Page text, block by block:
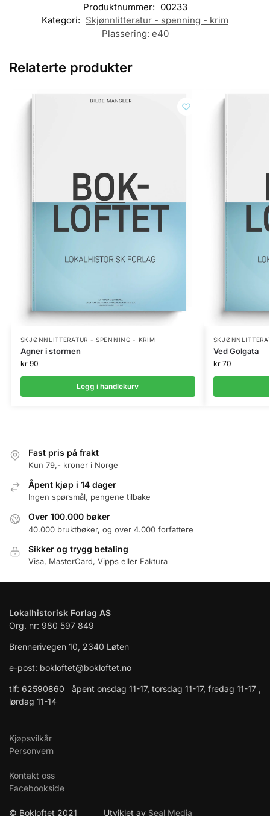
Produktnummer: 00233
Kategori: Skjønnlitteratur - spenning - krim
Plassering: e40
Relaterte produkter
SKJØNNLITTERATUR - SPENNING - KRIM
Agner i stormen
kr90
Legg i handlekurv
Ved Golgata
kr70
Fast pris på frakt
Kun 79,- kroner i Norge
Åpent kjøp i 14 dager
Ingen spørsmål, pengene tilbake
Over 100.000 bøker
40.000 bruktbøker, og over 4.000 forfattere
Sikker og trygg betaling
Visa, MasterCard, Vipps eller Faktura
Lokalhistorisk Forlag AS
Org. nr: 980 597 849
Brennerivegen 10, 2340 Løten
e-post: bokloftet@bokloftet.no
tlf: 62590860 åpent onsdag 11-17, torsdag 11-17, fredag 11-17 ,
lørdag 11-14
Kjøpsvilkår
Personvern
Kontakt oss
Facebookside
© Bokloftet 2021 Utviklet av Seal Media